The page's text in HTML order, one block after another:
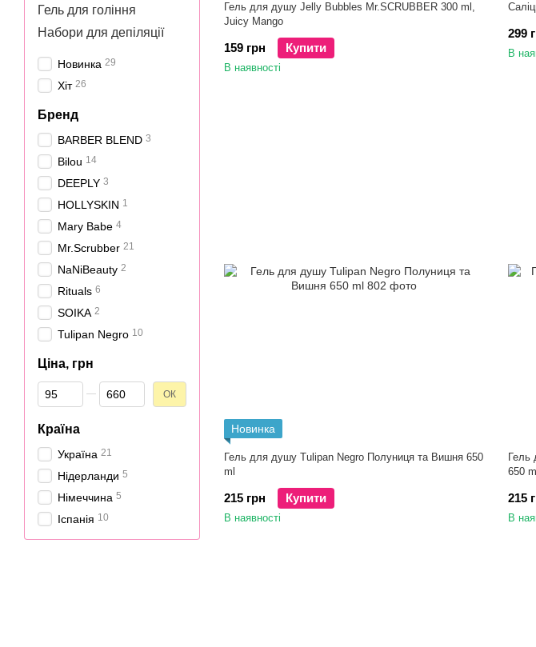
Гель для душу Jelly Bubbles Mr.SCRUBBER 300 ml,
Juicy Mango
159 грн Купити
В наявності
299
В
Новинка
Гель для душу Tulipan Negro Полуниця та Вишня 650
ml
215 грн Купити
В наявності
Гель
650 ml
215
В
Гель для гоління
Набори для депіляції
Новинка 29
Хіт 26
Бренд
BARBER BLEND 3
Bilou 14
DEEPLY 3
HOLLYSKIN 1
Mary Babe 4
Mr.Scrubber 21
NaNiBeauty 2
Rituals 6
SOIKA 2
Tulipan Negro 10
Ціна, грн
Від Ціна, грн
До Ціна, грн ОК
Країна
Україна 21
Нідерланди 5
Німеччина 5
Іспанія 10